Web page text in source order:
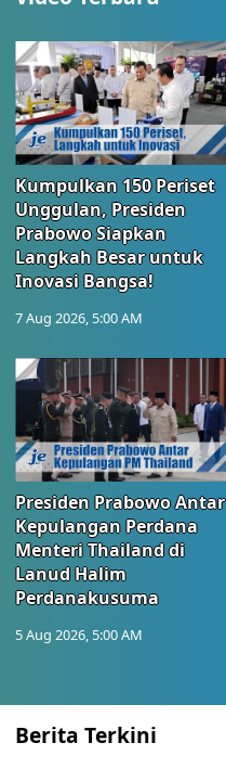
Kumpulkan 150 Periset
Unggulan, Presiden
Prabowo Siapkan
Langkah Besar untuk
Inovasi Bangsa!
7 Aug 2026, 5:00 AM
Presiden Prabowo Antar
Kepulangan Perdana
Menteri Thailand di
Lanud Halim
Perdanakusuma
5 Aug 2026, 5:00 AM
Berita Terkini